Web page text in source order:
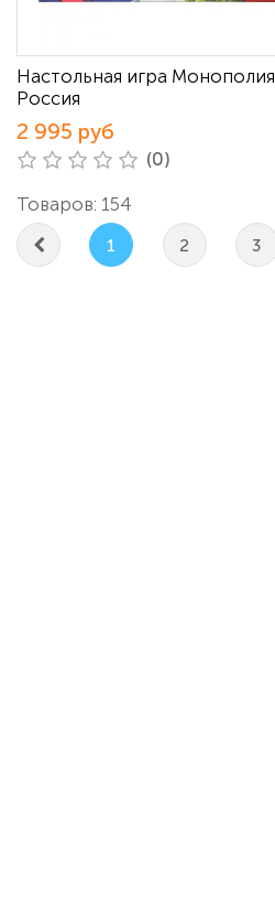
Настольная игра Монополия
Россия
2 995 руб
(0)
Товаров: 154
1 2 3